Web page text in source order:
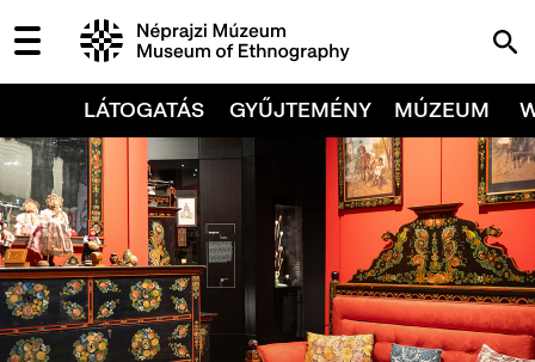
LÁTOGATÁS GYŰJTEMÉNY MÚZEUM